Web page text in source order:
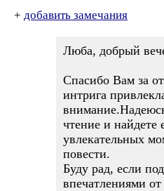
+ добавить замечания
Люба, добрый
Спасибо Вам за
интрига
чтение и найдете
увлекательных
повести.
Буду рад, если
впечатлениями